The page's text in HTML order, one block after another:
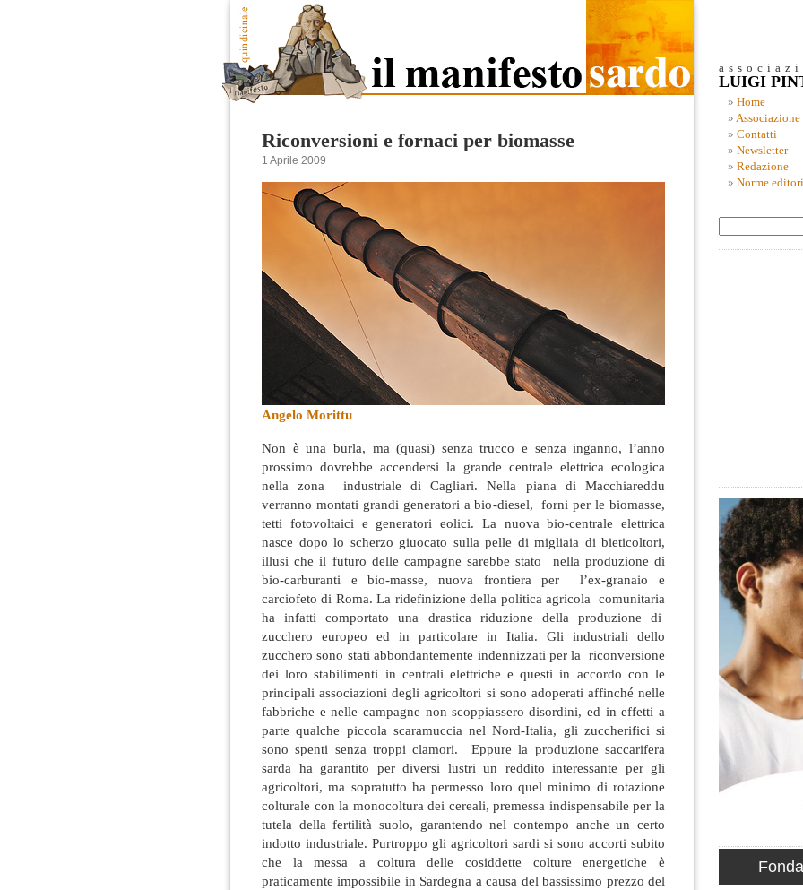
Riconversioni e fornaci per biomasse
1 Aprile 2009
Angelo Morittu
Non è una burla, ma (quasi) senza trucco e senza inganno, l’anno
prossimo dovrebbe accendersi la grande centrale elettrica ecologica
nella zona industriale di Cagliari. Nella piana di Macchiareddu
verranno montati grandi generatori a bio-diesel, forni per le biomasse,
tetti fotovoltaici e generatori eolici. La nuova bio-centrale elettrica
nasce dopo lo scherzo giuocato sulla pelle di migliaia di bieticoltori,
illusi che il futuro delle campagne sarebbe stato nella produzione di
bio-carburanti e bio-masse, nuova frontiera per l’ex-granaio e
carciofeto di Roma. La ridefinizione della politica agricola comunitaria
ha infatti comportato una drastica riduzione della produzione di
zucchero europeo ed in particolare in Italia. Gli industriali dello
zucchero sono stati abbondantemente indennizzati per la riconversione
dei loro stabilimenti in centrali elettriche e questi in accordo con le
principali associazioni degli agricoltori si sono adoperati affinché nelle
fabbriche e nelle campagne non scoppiassero disordini, ed in effetti a
parte qualche piccola scaramuccia nel Nord-Italia, gli zuccherifici si
sono spenti senza troppi clamori. Eppure la produzione saccarifera
sarda ha garantito per diversi lustri un reddito interessante per gli
agricoltori, ma sopratutto ha permesso loro quel minimo di rotazione
colturale con la monocoltura dei cereali, premessa indispensabile per la
tutela della fertilità suolo, garantendo nel contempo anche un certo
indotto industriale. Purtroppo gli agricoltori sardi si sono accorti subito
che la messa a coltura delle cosiddette colture energetiche è
praticamente impossibile in Sardegna a causa del bassissimo prezzo del
LUIGI
Home
Associazione
Contatti
Newsletter
Redazione
Norme